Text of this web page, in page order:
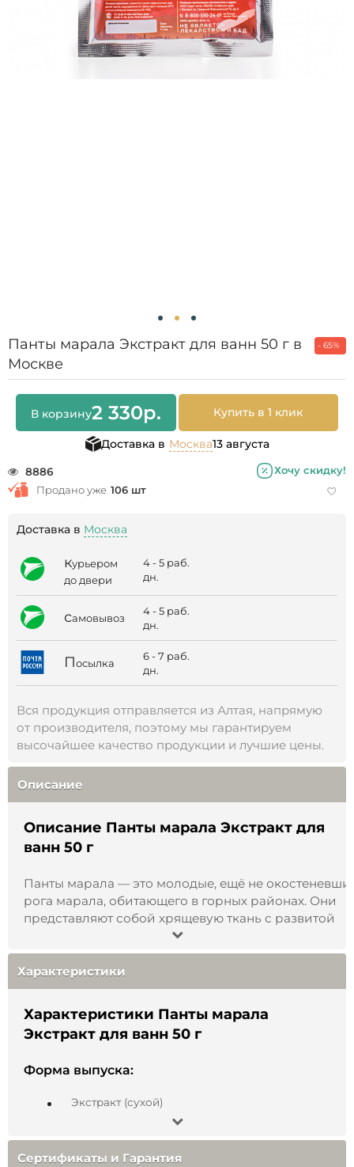
Панты марала Экстракт для ванн 50 г в
Москве
- 65%
В корзину2 330р. Купить в 1 клик
Доставка в Москва13 августа
8886
Хочу скидку!
Продано уже 106 шт
Доставка в Москва
курьером
до двери
4 - 5 раб.
дн.
самовывоз
4 - 5 раб.
дн.
Посылка
6 - 7 раб.
дн.
Вся продукция отправляется из Алтая, напрямую
от производителя, поэтому мы гарантируем
высочайшее качество продукции и лучшие цены.
Описание
Описание Панты марала Экстракт для
ванн 50 г
Панты марала — это молодые, ещё не
рога марала, обитающего в горных районах. Они
представляют собой хрящевую ткань с развитой
сетью мелких сосудов и содержат природный
комплекс веществ, естественным образом
формирующихся в организме животного.
весной панты аккуратно срезаются под контролем
для ванн.
виде порошка из натурального сырья и
домашних условиях. Такие ванны традиционно
включают в программы ухода и восстановления, в
том числе в санаторно-курортной и спа-практике.
Характеристики
Характеристики Панты марала
Экстракт для ванн 50 г
Форма выпуска:
Экстракт (сухой)
Сертификаты и Гарантия